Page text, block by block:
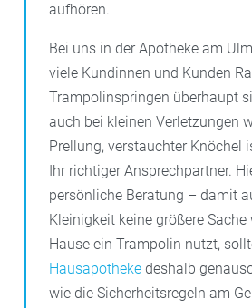
aufhören.
Bei uns in der Apotheke am
viele Kundinnen und Kunden
Trampolinspringen überhaupt
auch bei kleinen Verletzungen
Prellung, verstauchter Knöchel
Ihr richtiger Ansprechpartner.
persönliche Beratung – damit
Kleinigkeit keine größere Sache
Hause ein Trampolin nutzt,
Hausapotheke deshalb
wie die Sicherheitsregeln am